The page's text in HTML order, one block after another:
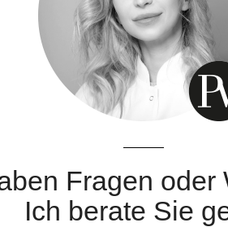
Fragen oder
Ich berate Sie